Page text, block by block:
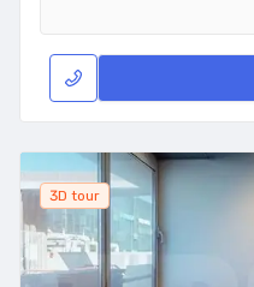
3D tour